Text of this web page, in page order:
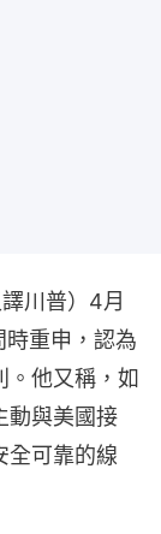
川普）4月
重申，認為
他又稱，如
動與美國接
全可靠的線